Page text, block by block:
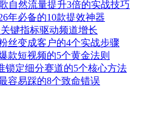
自然流量提升3倍的实战技巧
年必备的10款提效神器
键指标驱动频道增长
丝变成客户的4个实战步骤
款短视频的5个黄金法则
锁定细分赛道的5个核心方法
容易踩的8个致命错误